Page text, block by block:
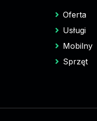
Oferta
Usługi
Mobilny
Sprzęt